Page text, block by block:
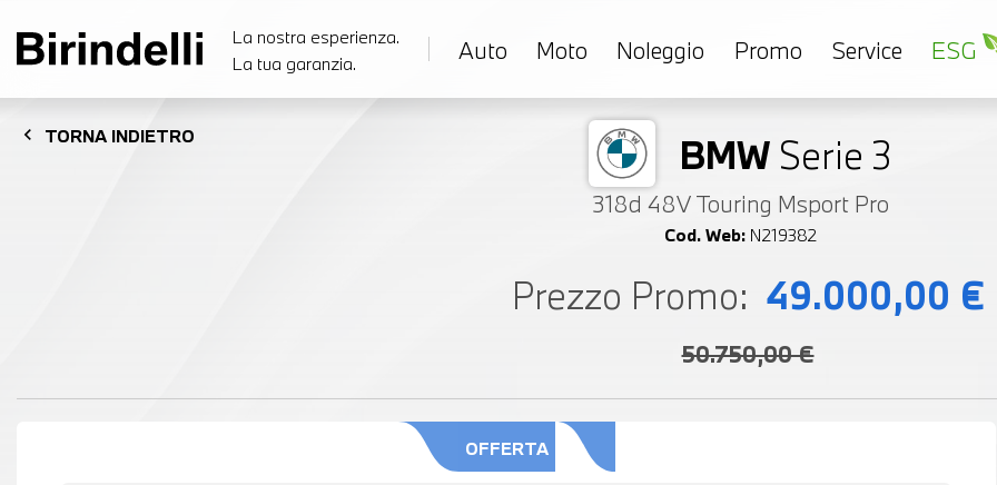
La nostra esperienza.
La tua garanzia.
Auto Moto Noleggio Promo Service ESG
chevron_left TORNA INDIETRO BMW Serie 3
318d 48V Touring Msport Pro
Cod. Web: N219382
Prezzo Promo: 49.000,00 €
50.750,00 €
OFFERTA